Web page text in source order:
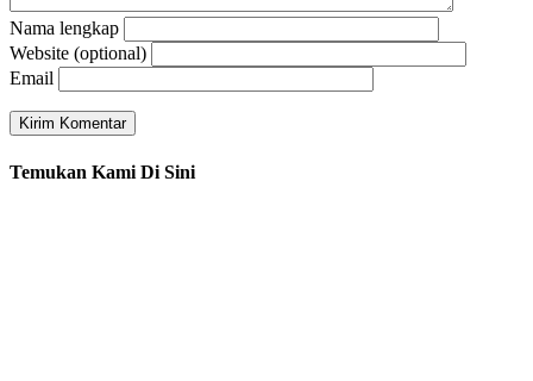
Nama lengkap
Website (optional)
Email
Temukan Kami Di Sini